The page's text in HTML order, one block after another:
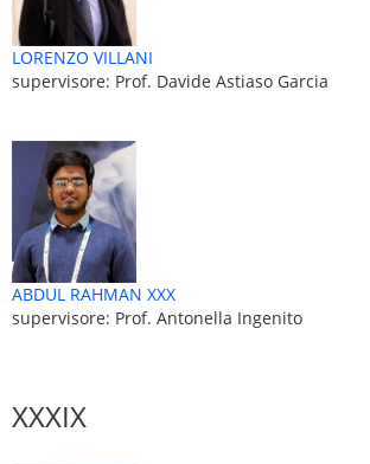
LORENZO VILLANI
supervisore: Prof. Davide Astiaso Garcia
ABDUL RAHMAN XXX
supervisore: Prof. Antonella Ingenito
XXXIX